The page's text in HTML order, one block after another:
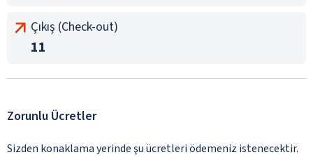
Çıkış (Check-out)
11
Zorunlu Ücretler
Sizden konaklama yerinde şu ücretleri ödemeniz istenecektir.